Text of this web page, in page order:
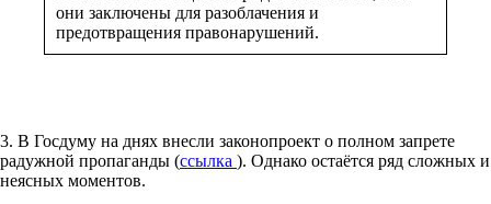
они заключены для разоблачения и
предотвращения правонарушений.
3. В Госдуму на днях внесли законопроект о полном запрете
радужной пропаганды (ссылка ). Однако остаётся ряд сложных и
неясных моментов.